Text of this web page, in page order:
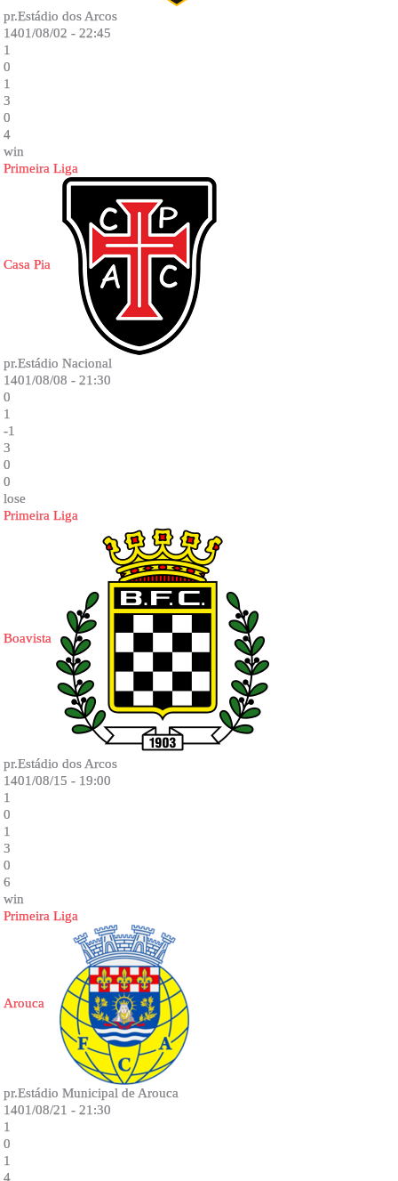
pr.Estádio dos Arcos
1401/08/02 - 22:45
1
0
1
3
0
4
win
Primeira Liga
Casa Pia
pr.Estádio Nacional
1401/08/08 - 21:30
0
1
-1
3
0
0
lose
Primeira Liga
Boavista
pr.Estádio dos Arcos
1401/08/15 - 19:00
1
0
1
3
0
6
win
Primeira Liga
Arouca
pr.Estádio Municipal de Arouca
1401/08/21 - 21:30
1
0
1
4